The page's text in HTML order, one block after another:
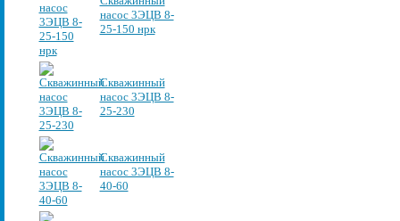
насос 3ЭЦВ 8-
25-150 нрк
Скважинный
насос 3ЭЦВ 8-
25-230
Скважинный
насос 3ЭЦВ 8-
40-60